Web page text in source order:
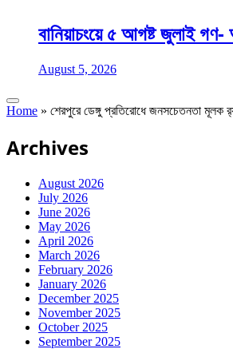
বানিয়াচংয়ে ৫ আগষ্ট জুলাই
August 5, 2026
Home » শেরপুরে ডেঙ্গু প্রতিরোধে জনসচেতনতা মূলক
Archives
August 2026
July 2026
June 2026
May 2026
April 2026
March 2026
February 2026
January 2026
December 2025
November 2025
October 2025
September 2025